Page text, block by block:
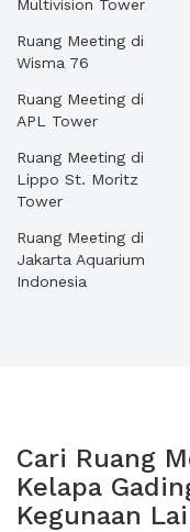
Multivision Tower
Ruang Meeting di
Wisma 76
Ruang Meeting di
APL Tower
Ruang Meeting di
Lippo St. Moritz
Tower
Ruang Meeting di
Jakarta Aquarium
Indonesia
Cari Ruang
Kelapa
Kegunaan